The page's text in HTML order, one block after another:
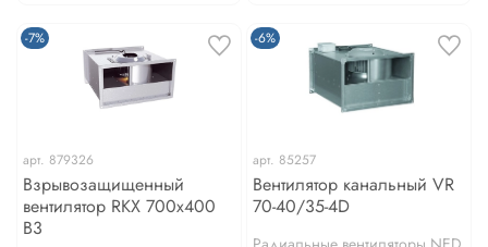
-7%
арт. 879326
Взрывозащищенный
вентилятор RKX 700х400
B3
-6%
арт. 85257
Вентилятор канальный VR
70-40/35-4D